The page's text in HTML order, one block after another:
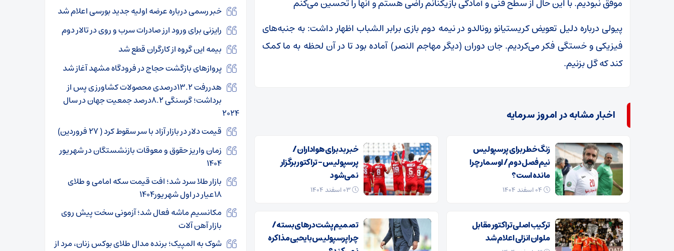
موفق نبودیم. با این حال از سطح فنی و آمادگی بازیکنانم راضی هستم و آنها را تحسین می‌کنم
پیولی درباره دلیل تعویض کریستیانو رونالدو در نیمه دوم بازی برابر الشباب اظهار داشت: به جنبه‌های
فیزیکی و خستگی فکر می‌کردیم. جان دوران (دیگر مهاجم النصر) آماده بود تا در آن لحظه به ما کمک
کند که گل بزنیم.
اخبار مشابه در امروز سرمایه
زنگ خطر برای پرسپولیس
نیم‌فصل دوم / اوسمار چرا
مانده است؟
خبر بد برای هواداران /
پرسپولیس – تراکتور برگزار
نمی‌شود
۰۳ اسفند ۱۴۰۴
ترکیب اصلی تراکتور مقابل
ملوان انزلی اعلام شد
تصمیم پشت در‌های بسته /
چرا پرسپولیس با یحیی مذاکره
خبر رسمی درباره عرضه اولیه جدید بورسی اعلام شد
رایزنی برای ورود ارز صادرات سرب و روی در تالار دوم
بیمه این گروه از کارگران قطع شد
پروازهای بازگشت حجاج در فرودگاه مشهد ‌آغاز شد
هدررفت ۱۳.۲درصدی محصولات کشاورزی پس از
برداشت؛ گرسنگی ۸.۲درصد جمعیت جهان در سال
۲۰۲۴
قیمت دلار در بازار آزاد با سر سقوط کرد ( ۲۷ فروردین)
زمان واریز حقوق و معوقات بازنشستگان در شهریور
۱۴۰۴
بازار طلا سرد شد؛ افت قیمت سکه امامی و طلای
۱۸عیار در اول شهریور۱۴۰۴
مکانسیم ماشه فعال شد؛ آزمونی سخت پیش روی
بازار آهن آلات
شوک به المپیک؛ برنده مدال طلای بوکس زنان، مرد از